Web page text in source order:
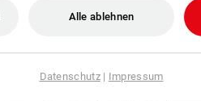
Alle ablehnen
Datenschutz| Impressum